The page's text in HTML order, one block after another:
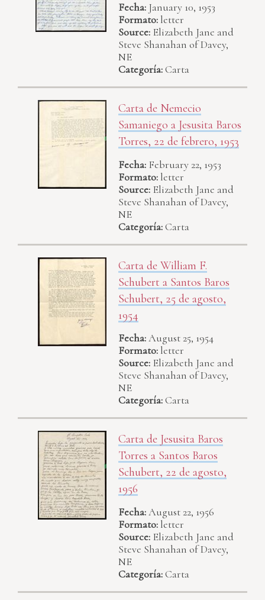
Fecha: January 10, 1953
Formato: letter
Source: Elizabeth Jane and
Steve Shanahan of Davey,
NE
Categoría:Carta
Carta de Nemecio
Samaniego a Jesusita Baros
Torres, 22 de febrero, 1953
Fecha: February 22, 1953
Formato: letter
Source: Elizabeth Jane and
Steve Shanahan of Davey,
NE
Categoría:Carta
Carta de William F.
Schubert a Santos Baros
Schubert, 25 de agosto,
1954
Fecha:August 25, 1954
Formato: letter
Source: Elizabeth Jane and
Steve Shanahan of Davey,
NE
Categoría:Carta
Carta de Jesusita Baros
Torres a Santos Baros
Schubert, 22 de agosto,
1956
Fecha:August 22, 1956
Formato: letter
Source: Elizabeth Jane and
Steve Shanahan of Davey,
NE
Categoría:Carta